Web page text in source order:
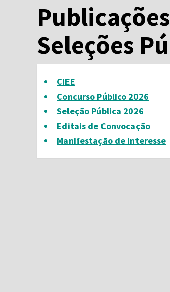
Seleções
CIEE
Concurso Público 2026
Seleção Pública 2026
Editais de Convocação
Manifestação de Interesse